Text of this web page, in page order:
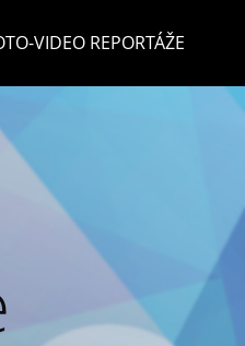
VIDEO REPORTÁŽE